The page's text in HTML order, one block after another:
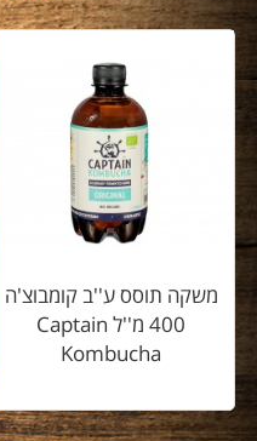
משקה תוסס ע''ב קומבוצ'ה
400 מ''ל Captain
Kombucha